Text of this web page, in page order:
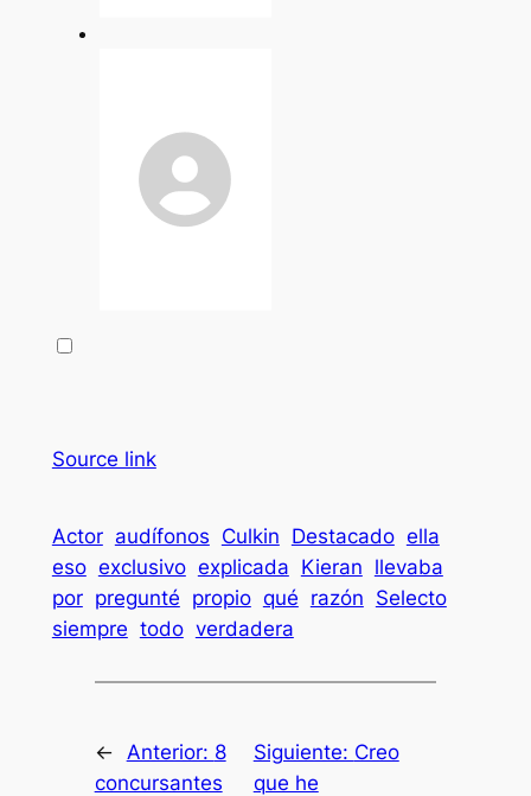
Source link
Actor audífonos Culkin Destacado ella
eso exclusivo explicada Kieran llevaba
por pregunté propio qué razón Selecto
siempre todo verdadera
← Anterior: 8
concursantes
Siguiente: Creo
que he